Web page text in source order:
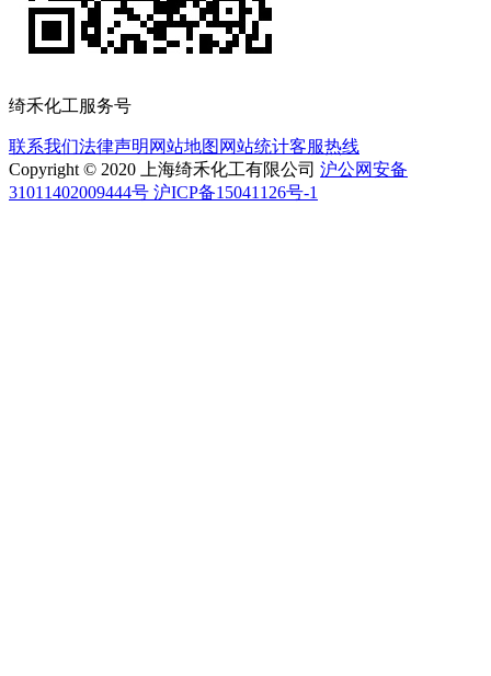
绮禾化工服务号
联系我们法律声明 网站地图 网站统计客服热线
Copyright © 2020 上海绮禾化工有限公司 沪公网安备
31011402009444号 沪ICP备15041126号-1